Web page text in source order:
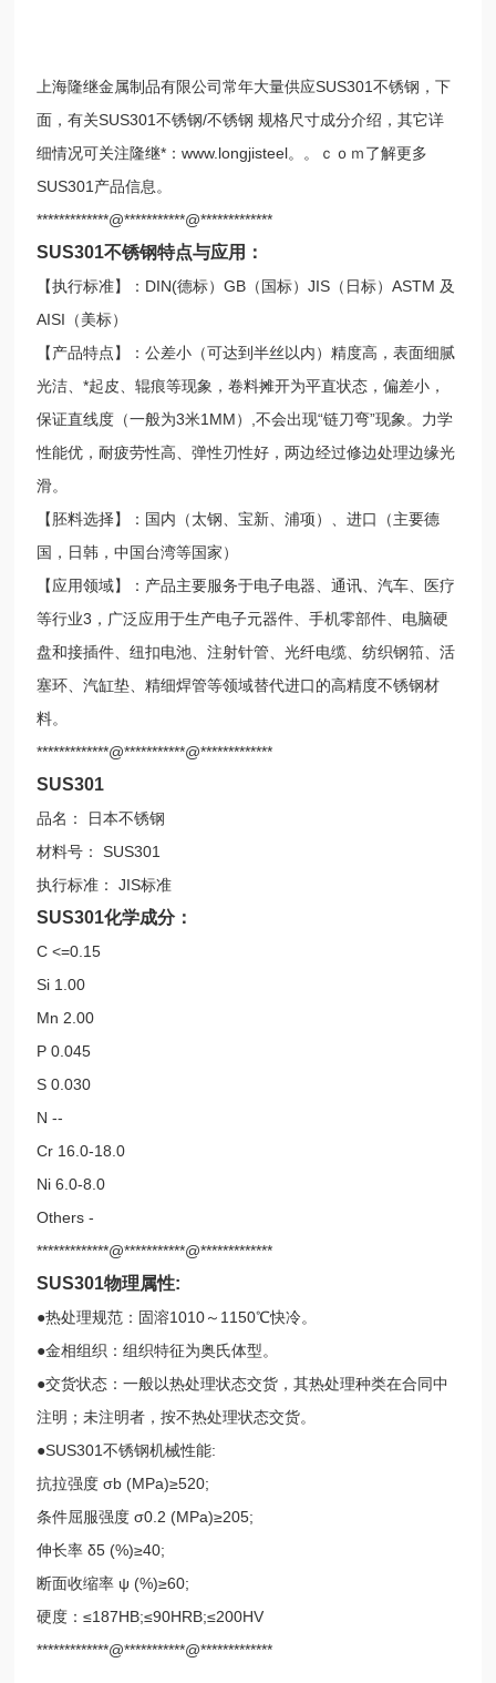
上海隆继金属制品有限公司常年大量供应SUS301不锈钢，下
面，有关SUS301不锈钢/不锈钢 规格尺寸成分介绍，其它详
细情况可关注隆继*：www.longjisteel。。ｃｏｍ了解更多
SUS301产品信息。
*************@***********@*************
SUS301不锈钢特点与应用：
【执行标准】：DIN(德标）GB（国标）JIS（日标）ASTM 及
AISI（美标）
【产品特点】：公差小（可达到半丝以内）精度高，表面细腻
光洁、*起皮、辊痕等现象，卷料摊开为平直状态，偏差小，
保证直线度（一般为3米1MM）,不会出现“链刀弯”现象。力学
性能优，耐疲劳性高、弹性刃性好，两边经过修边处理边缘光
滑。
【胚料选择】：国内（太钢、宝新、浦项）、进口（主要德
国，日韩，中国台湾等国家）
【应用领域】：产品主要服务于电子电器、通讯、汽车、医疗
等行业3，广泛应用于生产电子元器件、手机零部件、电脑硬
盘和接插件、纽扣电池、注射针管、光纤电缆、纺织钢筘、活
塞环、汽缸垫、精细焊管等领域替代进口的高精度不锈钢材
料。
*************@***********@*************
SUS301
品名：
日本不锈钢
材料号：
SUS301
执行标准：
JIS标准
SUS301化学成分：
C <=0.15
Si 1.00
Mn 2.00
P 0.045
S 0.030
N --
Cr 16.0-18.0
Ni 6.0-8.0
Others -
*************@***********@*************
SUS301物理属性:
●热处理规范：固溶1010～1150℃快冷。
●金相组织：组织特征为奥氏体型。
●交货状态：一般以热处理状态交货，其热处理种类在合同中
注明；未注明者，按不热处理状态交货。
●SUS301不锈钢机械性能:
抗拉强度 σb (MPa)≥520;
条件屈服强度 σ0.2 (MPa)≥205;
伸长率 δ5 (%)≥40;
断面收缩率 ψ (%)≥60;
硬度：≤187HB;≤90HRB;≤200HV
*************@***********@*************